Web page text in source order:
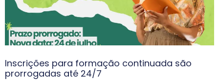
Inscrições para formação continuada são
prorrogadas até 24/7